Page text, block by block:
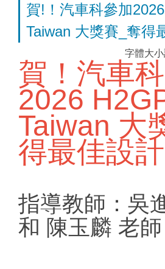
賀!！汽車科參加
Taiwan 大獎賽_奪得
字體大
賀！汽車
2026
Taiwan 大
得最佳設
指導教師：吳
和 陳玉麟 老師